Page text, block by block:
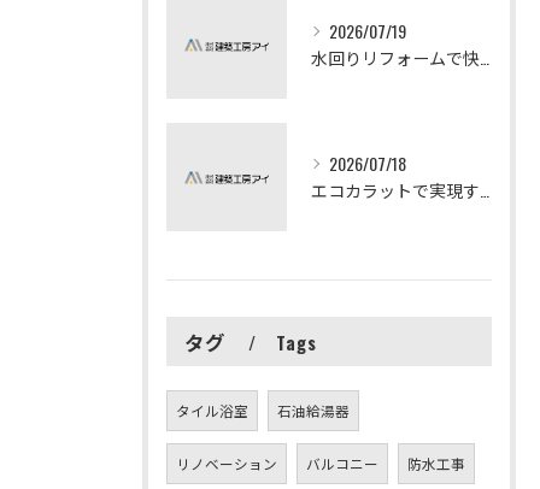
2026/07/19
2026/07/18
タグ Tags
タイル浴室 石油給湯器
リノベーション バルコニー 防水工事